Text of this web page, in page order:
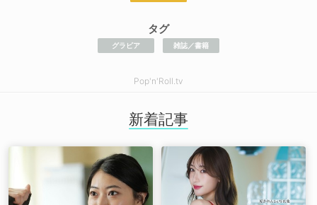
タグ
グラビア 雑誌／書籍
Pop'n'Roll.tv
新着記事